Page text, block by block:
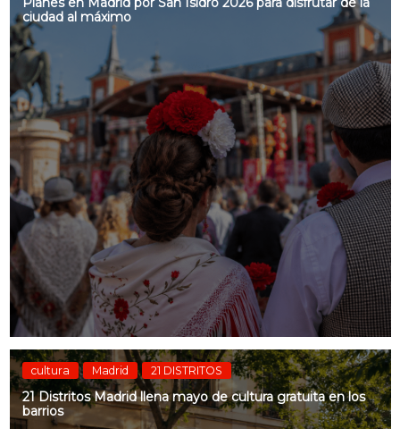
ciudad al máximo
cultura Madrid 21 DISTRITOS
21 Distritos Madrid llena mayo de cultura gratuita en los
barrios